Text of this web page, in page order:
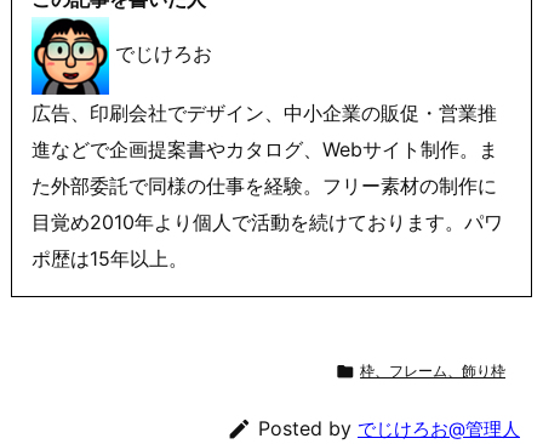
でじけろお
広告、印刷会社でデザイン、中小企業の販促・営業推
進などで企画提案書やカタログ、Webサイト制作。ま
た外部委託で同様の仕事を経験。フリー素材の制作に
目覚め2010年より個人で活動を続けております。パワ
ポ歴は15年以上。
 枠、フレーム、飾り枠
 Posted by でじけろお@管理人